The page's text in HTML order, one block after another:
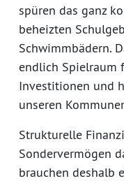
spüren das ganz
beheizten
Schwimmbädern.
endlich Spielraum
Investitionen und
unseren
Strukturelle
Sondervermögen
brauchen deshalb